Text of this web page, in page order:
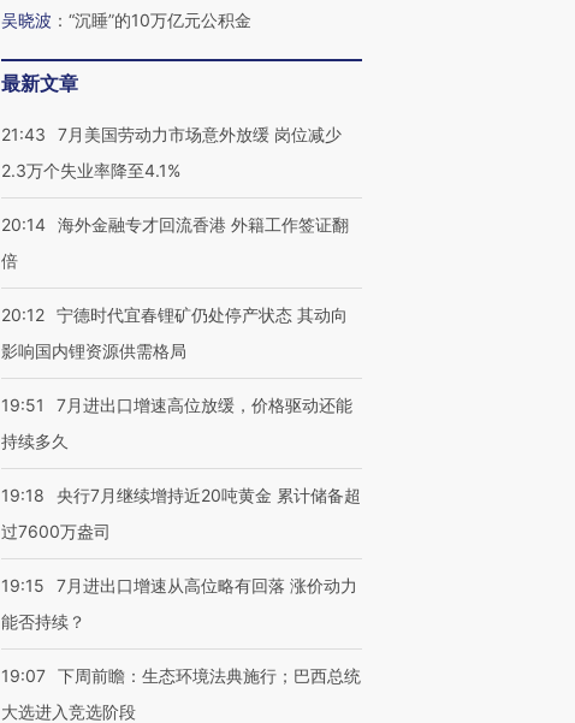
吴晓波 ： “沉睡”的10万亿元公积金
最新文章
21:43
7月美国劳动力市场意外放缓 岗位减少
2.3万个失业率降至4.1%
20:14 海外金融专才回流香港 外籍工作签证翻
倍
20:12 宁德时代宜春锂矿仍处停产状态 其动向
影响国内锂资源供需格局
19:51
7月进出口增速高位放缓，价格驱动还能
持续多久
19:18
央行7月继续增持近20吨黄金 累计储备超
过7600万盎司
19:15
7月进出口增速从高位略有回落 涨价动力
能否持续？
19:07 下周前瞻：生态环境法典施行；巴西总统
大选进入竞选阶段